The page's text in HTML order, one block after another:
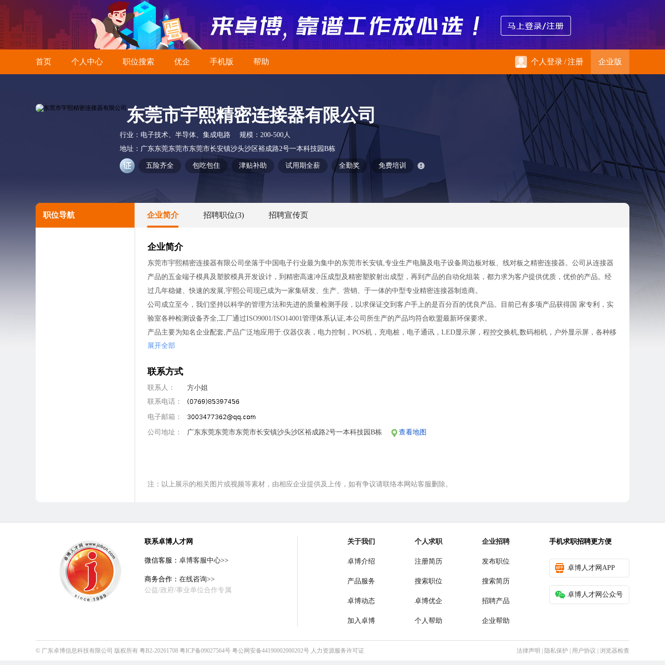
首页 个人中心 职位搜索 优企 手机版 帮助 个人登录/注册 企业版
东莞市宇熙精密连接器有限公司
行业： 电子技术、半导体、集成电路 规模： 200-500人
地址： 广东东莞东莞市东莞市长安镇沙头沙区裕成路2号一本科技园B栋
五险齐全 包吃包住 津贴补助 试用期全薪 全勤奖 免费培训
职位导航 企业简介 招聘职位(3) 招聘宣传页
企业简介
东莞市宇熙精密连接器有限公司坐落于中国电子行业最为集中的东莞市长安镇,专业生产电脑及电子设备周边板对板、线对板之精密连接器。公司从连接器
产品的五金端子模具及塑胶模具开发设计，到精密高速冲压成型及精密塑胶射出成型，再到产品的自动化组装，都力求为客户提供优质，优价的产品。经
过几年稳健、快速的发展,宇熙公司现已成为一家集研发、生产、营销、于一体的中型专业精密连接器制造商。
公司成立至今，我们坚持以科学的管理方法和先进的质量检测手段，以求保证交到客户手上的是百分百的优良产品。目前已有多项产品获得国 家专利，实
验室各种检测设备齐全,工厂通过ISO9001/ISO14001管理体系认证,本公司所生产的产品均符合欧盟最新环保要求。
产品主要为知名企业配套,产品广泛地应用于:仪器仪表，电力控制，POS机，充电桩，电子通讯，LED显示屏，程控交换机,数码相机，户外显示屏，各种移
动存储盘,等电子设备,为客户提供最精密可靠的连接。
展开全部
联系方式
联系人：
方小姐
联系电话：
电子邮箱：
公司地址： 广东东莞东莞市东莞市长安镇沙头沙区裕成路2号一本科技园B栋 查看地图
注：以上展示的相关图片或视频等素材，由相应企业提供及上传，如有争议请联络本网站客服删除。
联系卓博人才网
微信客服： 卓博客服中心>>
商务合作： 在线咨询>>
公益/政府/事业单位合作专属
关于我们
卓博介绍
产品服务
卓博动态
加入卓博
个人求职
注册简历
搜索职位
卓博优企
个人帮助
企业招聘
发布职位
搜索简历
招聘产品
企业帮助
手机求职招聘更方便
卓博人才网APP
卓博人才网公众号
© 广东卓博信息科技有限公司 版权所有 粤B2-20261708 粤ICP备09027564号 粤公网安备44190002000202号 人力资源服务许可证 法律声明 隐私保护 用户协议 浏览器检查